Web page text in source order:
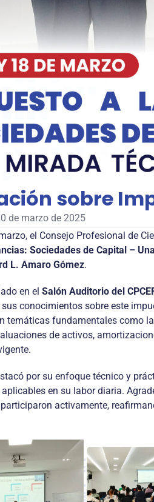
sobre
de marzo de 2025
el Consejo Profesional de
Sociedades de Capital –
L. Amaro Gómez.
en el Salón Auditorio del
conocimientos sobre este
temáticas fundamentales como
de activos,
por su enfoque técnico y
en su labor diaria.
activamente,